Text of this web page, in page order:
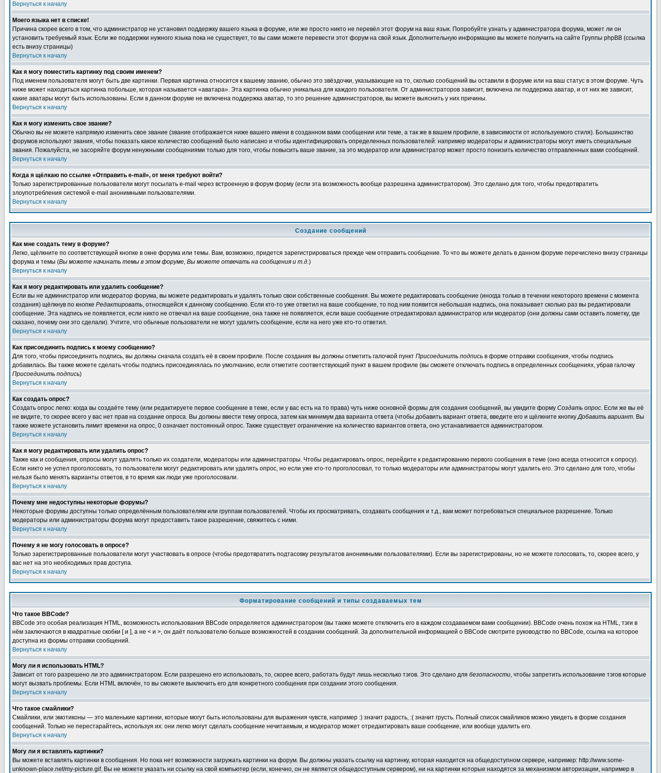
Вернуться к началу
Моего языка нет в списке!
Причина скорее всего в том, что администратор не установил поддержку вашего языка в форуме, или же просто никто не перевёл этот форум на ваш язык. Попробуйте узнать у администратора форума, может ли он
установить требуемый язык. Если же поддержки нужного языка пока не существует, то вы сами можете перевести этот форум на свой язык. Дополнительную информацию вы можете получить на сайте Группы phpBB (ссылка
есть внизу страницы)
Вернуться к началу
Как я могу поместить картинку под своим именем?
Под именем пользователя могут быть две картинки. Первая картинка относится к вашему званию, обычно это звёздочки, указывающие на то, сколько сообщений вы оставили в форуме или на ваш статус в этом форуме. Чуть
ниже может находиться картинка побольше, которая называется «аватара». Эта картинка обычно уникальна для каждого пользователя. От администраторов зависит, включена ли поддержка аватар, и от них же зависит,
какие аватары могут быть использованы. Если в данном форуме не включена поддержка аватар, то это решение администраторов, вы можете выяснить у них причины.
Вернуться к началу
Как я могу изменить свое звание?
Обычно вы не можете напрямую изменить свое звание (звание отображается ниже вашего имени в созданном вами сообщении или теме, а так же в вашем профиле, в зависимости от используемого стиля). Большинство
форумов используют звания, чтобы показать какое количество сообщений было написано и чтобы идентифицировать определенных пользователей: например модераторы и администраторы могут иметь специальные
звания. Пожалуйста, не засоряйте форум ненужными сообщениями только для того, чтобы повысить ваше звание, за это модератор или администратор может просто понизить количество отправленных вами сообщений.
Вернуться к началу
Когда я щёлкаю по ссылке «Отправить e-mail», от меня требуют войти?
Только зарегистрированные пользователи могут посылать e-mail через встроенную в форум форму (если эта возможность вообще разрешена администратором). Это сделано для того, чтобы предотвратить
злоупотребления системой e-mail анонимными пользователями.
Вернуться к началу
Создание сообщений
Как мне создать тему в форуме?
Легко, щёлкните по соответствующей кнопке в окне форума или темы. Вам, возможно, придется зарегистрироваться прежде чем отправить сообщение. То что вы можете делать в данном форуме перечислено внизу страницы
форума и темы (Вы можете начинать темы в этом форуме, Вы можете отвечать на сообщения и т.д.)
Вернуться к началу
Как я могу редактировать или удалить сообщение?
Если вы не администратор или модератор форума, вы можете редактировать и удалять только свои собственные сообщения. Вы можете редактировать сообщение (иногда только в течении некоторого времени с момента
создания) щёлкнув по кнопке Редактировать, относящейся к данному сообщению. Если кто-то уже ответил на ваше сообщение, то под ним появится небольшая надпись, она показывает сколько раз вы редактировали
сообщение. Эта надпись не появляется, если никто не отвечал на ваше сообщение, она также не появляется, если ваше сообщение отредактировал администратор или модератор (они должны сами оставить пометку, где
сказано, почему они это сделали). Учтите, что обычные пользователи не могут удалить сообщение, если на него уже кто-то ответил.
Вернуться к началу
Как присоединить подпись к моему сообщению?
Для того, чтобы присоединить подпись, вы должны сначала создать её в своем профиле. После создания вы должны отметить галочкой пункт Присоединить подпись в форме отправки сообщения, чтобы подпись
добавилась. Вы также можете сделать чтобы подпись присоединялась по умолчанию, если отметите соответствующий пункт в вашем профиле (вы сможете отключать подпись в определенных сообщениях, убрав галочку
Присоединить подпись)
Вернуться к началу
Как создать опрос?
Создать опрос легко: когда вы создаёте тему (или редактируете первое сообщение в теме, если у вас есть на то права) чуть ниже основной формы для создания сообщений, вы увидите форму Создать опрос. Если же вы её
не видите, то скорее всего у вас нет прав на создание опроса. Вы должны ввести тему опроса, затем как минимум два варианта ответа (чтобы добавить вариант ответа, введите его и щёлкните кнопкуДобавить вариант. Вы
также можете установить лимит времени на опрос, 0 означает постоянный опрос. Также существует ограничение на количество вариантов ответа, оно устанавливается администратором.
Вернуться к началу
Как я могу редактировать или удалить опрос?
Также как и сообщения, опросы могут удалять только их создатели, модераторы или администраторы. Чтобы редактировать опрос, перейдите к редактированию первого сообщения в теме (оно всегда относится к опросу).
Если никто не успел проголосовать, то пользователи могут редактировать или удалять опрос, но если уже кто-то проголосовал, то только модераторы или администраторы могут удалить его. Это сделано для того, чтобы
нельзя было менять варианты ответов, в то время как люди уже проголосовали.
Вернуться к началу
Почему мне недоступны некоторые форумы?
Некоторые форумы доступны только определённым пользователям или группам пользователей. Чтобы их просматривать, создавать сообщения и т.д., вам может потребоваться специальное разрешение. Только
модераторы или администраторы форума могут предоставить такое разрешение, свяжитесь с ними.
Вернуться к началу
Почему я не могу голосовать в опросе?
Только зарегистрированные пользователи могут участвовать в опросе (чтобы предотвратить подтасовку результатов анонимными пользователями). Если вы зарегистрированы, но не можете голосовать, то, скорее всего, у
вас нет на это необходимых прав доступа.
Вернуться к началу
Форматирование сообщений и типы создаваемых тем
Что такое BBCode?
BBCode это особая реализация HTML, возможность использования BBCode определяется администратором (вы также можете отключить его в каждом создаваемом вами сообщении). BBCode очень похож на HTML, тэги в
нём заключаются в квадратные скобки [ и ], а не < и >, он даёт пользователю больше возможностей в создании сообщений. За дополнительной информацией о BBCode смотрите руководство по BBCode, ссылка на которое
доступна из формы отправки сообщений.
Вернуться к началу
Могу ли я использовать HTML?
Зависит от того разрешено ли это администратором. Если разрешено его использовать, то, скорее всего, работать будут лишь несколько тэгов. Это сделано для безопасности, чтобы запретить использование тэгов которые
могут вызвать проблемы. Если HTML включён, то вы сможете выключить его для конкретного сообщения при создании этого сообщения.
Вернуться к началу
Что такое смайлики?
Смайлики, или эмотиконы — это маленькие картинки, которые могут быть использованы для выражения чувств, например :) значит радость, :( значит грусть. Полный список смайликов можно увидеть в форме создания
сообщений. Только не перестарайтесь, используя их: они легко могут сделать сообщение нечитаемым, и модератор может отредактировать ваше сообщение, или вообще удалить его.
Вернуться к началу
Могу ли я вставлять картинки?
Вы можете вставлять картинки в сообщения. Но пока нет возможности загружать картинки на форум. Вы должны указать ссылку на картинку, которая находится на общедоступном сервере, например: http://www.some-
unknown-place.net/my-picture.gif. Вы не можете указать ни ссылку на свой компьютер (если, конечно, он не является общедоступным сервером), ни на картинки которые находятся за механизмом авторизации, например в